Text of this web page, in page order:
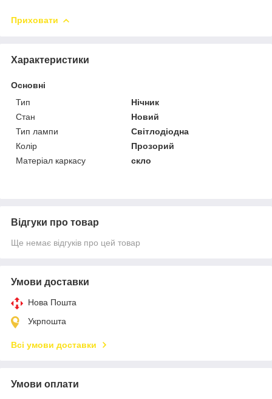
Приховати
Характеристики
Основні
Тип
Нічник
Стан
Новий
Тип лампи
Світлодіодна
Колір
Прозорий
Матеріал каркасу
скло
Відгуки про товар
Ще немає відгуків про цей товар
Умови доставки
Нова Пошта
Укрпошта
Всі умови доставки
Умови оплати